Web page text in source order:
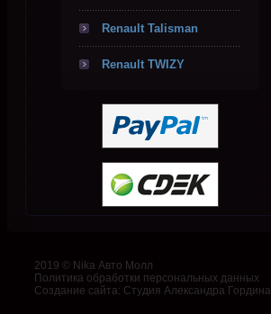
Renault Talisman
Renault TWIZY
2019 © Nika Авто Молл
Политика обработки персональных данных
Создание сайта: Студия Александра Гордина